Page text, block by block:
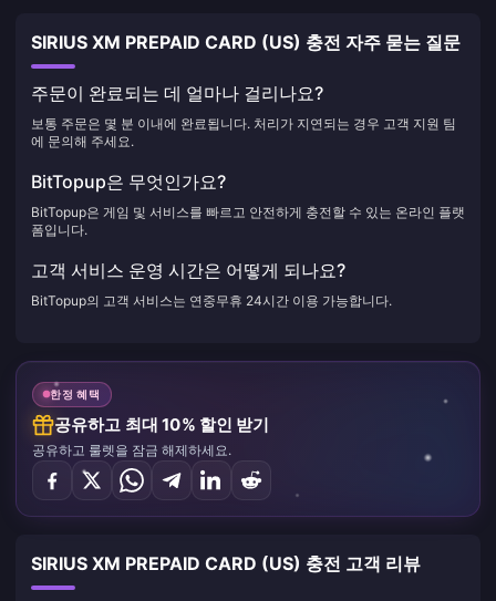
SIRIUS XM PREPAID CARD (US) 충전 자주 묻는 질문
주문이 완료되는 데 얼마나 걸리나요?
보통 주문은 몇 분 이내에 완료됩니다. 처리가 지연되는 경우 고객 지원 팀
에 문의해 주세요.
BitTopup은 무엇인가요?
BitTopup은 게임 및 서비스를 빠르고 안전하게 충전할 수 있는 온라인 플랫
폼입니다.
고객 서비스 운영 시간은 어떻게 되나요?
BitTopup의 고객 서비스는 연중무휴 24시간 이용 가능합니다.
한정 혜택
공유하고 최대 10% 할인 받기
공유하고 룰렛을 잠금 해제하세요.
SIRIUS XM PREPAID CARD (US) 충전 고객 리뷰